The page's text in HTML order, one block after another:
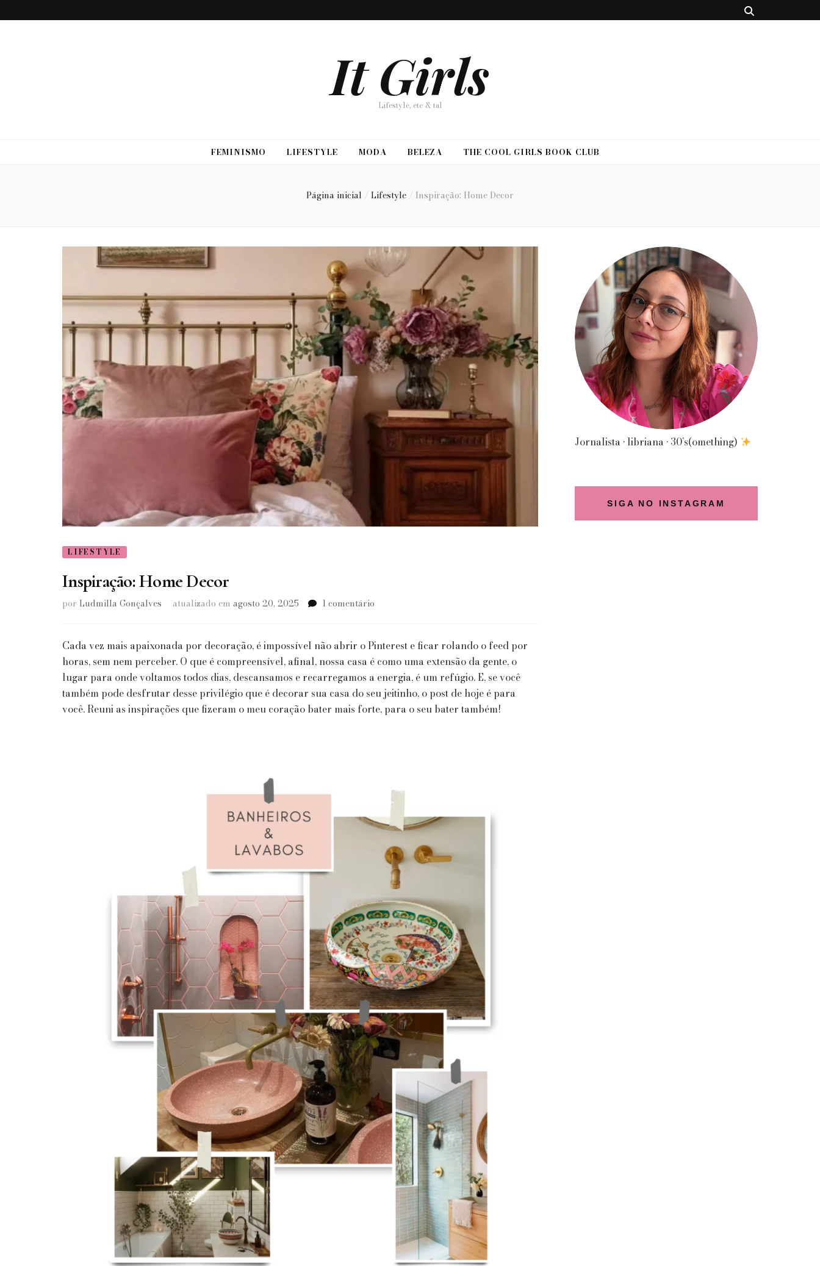
It Girls
Lifestyle, etc & tal
FEMINISMO LIFESTYLE MODA BELEZA THE COOL GIRLS BOOK CLUB
Página inicial /Lifestyle /Inspiração: Home Decor
LIFESTYLE
Inspiração: Home Decor
por Ludmilla Gonçalves atualizado em agosto 20, 2025 1 comentário
Decor
Cada vez mais apaixonada por decoração, é impossível não abrir o Pinterest e ficar rolando o feed por
horas, sem nem perceber. O que é compreensível, afinal, nossa casa é como uma extensão da gente, o
lugar para onde voltamos todos dias, descansamos e recarregamos a energia, é um refúgio. E, se você
também pode desfrutar desse privilégio que é decorar sua casa do seu jeitinho, o post de hoje é para
você. Reuni as inspirações que fizeram o meu coração bater mais forte, para o seu bater também!
Jornalista • libriana • 30’s(omething)
SIGA NO INSTAGRAM